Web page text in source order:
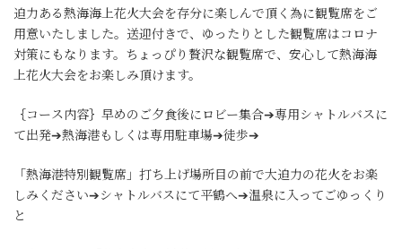
迫力ある熱海海上花火大会を存分に楽しんで頂く為に観覧席をご
用意いたしました。送迎付きで、ゆったりとした観覧席はコロナ
対策にもなります。ちょっぴり贅沢な観覧席で、安心して熱海海
上花火大会をお楽しみ頂けます。
｛コース内容｝早めのご夕食後にロビー集合➔専用シャトルバスに
て出発➔熱海港もしくは専用駐車場➔徒歩➔
「熱海港特別観覧席」打ち上げ場所目の前で大迫力の花火をお楽
しみください➔シャトルバスにて平鶴へ➔温泉に入ってごゆっくり
と